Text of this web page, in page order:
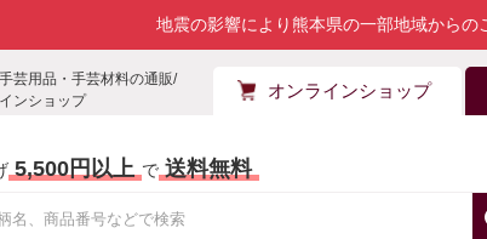
地震の影響により熊本県の一部地域からの
芸用品・手芸材料の通販/
ンショップ
オンラインショップ
5,500円以上 で 送料無料